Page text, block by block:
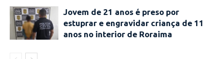
Jovem de 21 anos é preso por
estuprar e engravidar criança de 11
anos no interior de Roraima